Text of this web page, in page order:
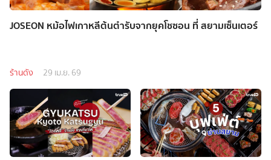
JOSEON หม้อไฟเกาหลีต้นตำรับจากยุคโชซอน ที่ สยามเซ็นเตอร์
ร้านดัง 29 เม.ย. 69